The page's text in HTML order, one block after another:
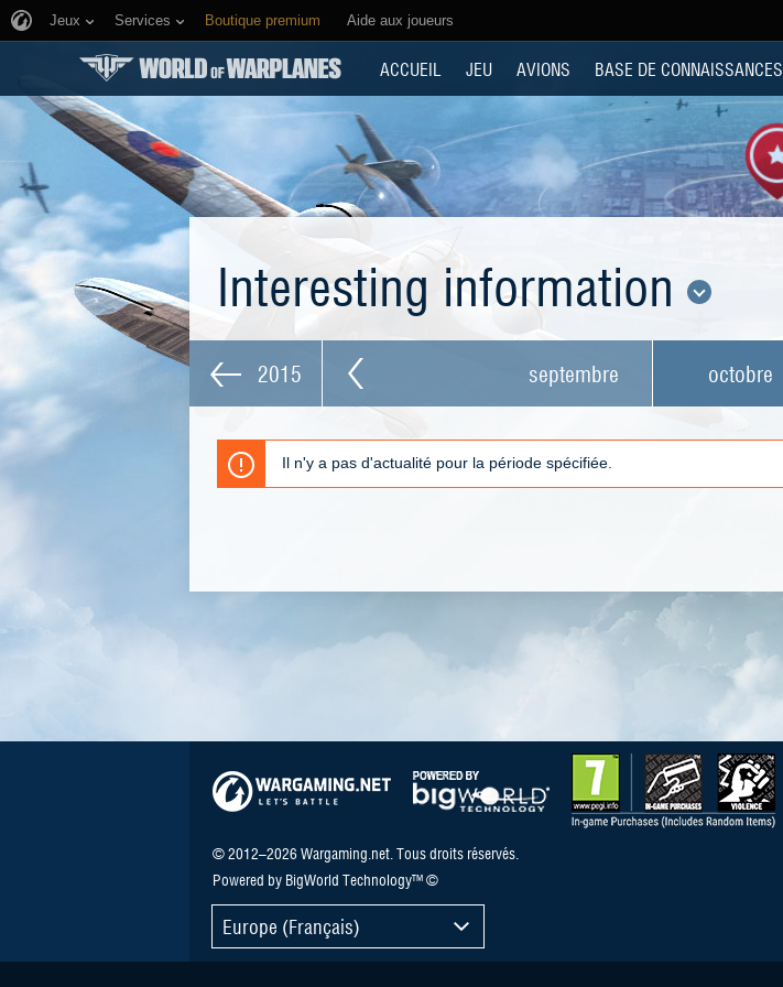
Jeux Services Boutique premium Aide aux joueurs
ACCUEIL JEU AVIONS BASE DE CONNAISSANCES
Interesting information
2015 septembre octobre
Il n'y a pas d'actualité pour la période spécifiée.
© 2012–2026 Wargaming.net. Tous droits réservés.
Powered by BigWorld Technology™ ©
Europe (Français)